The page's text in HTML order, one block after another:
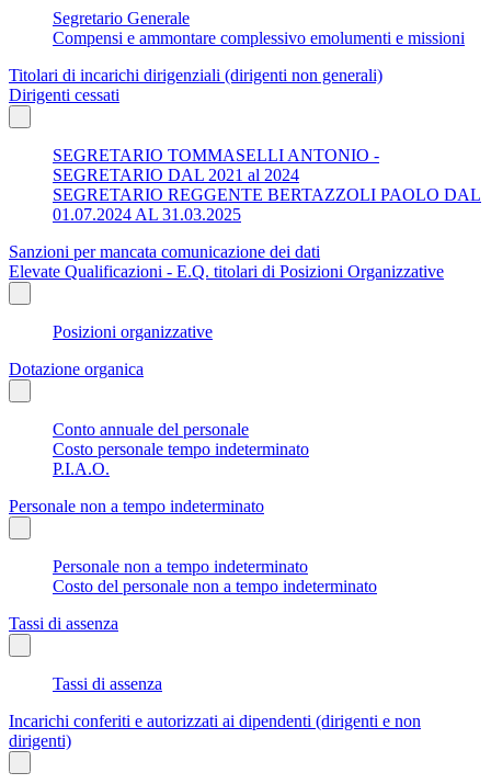
Segretario Generale
Compensi e ammontare complessivo emolumenti e missioni
Titolari di incarichi dirigenziali (dirigenti non generali)
Dirigenti cessati
SEGRETARIO TOMMASELLI ANTONIO -
SEGRETARIO DAL 2021 al 2024
SEGRETARIO REGGENTE BERTAZZOLI PAOLO DAL
01.07.2024 AL 31.03.2025
Sanzioni per mancata comunicazione dei dati
Elevate Qualificazioni - E.Q. titolari di Posizioni Organizzative
Posizioni organizzative
Dotazione organica
Conto annuale del personale
Costo personale tempo indeterminato
P.I.A.O.
Personale non a tempo indeterminato
Personale non a tempo indeterminato
Costo del personale non a tempo indeterminato
Tassi di assenza
Tassi di assenza
Incarichi conferiti e autorizzati ai dipendenti (dirigenti e non
dirigenti)